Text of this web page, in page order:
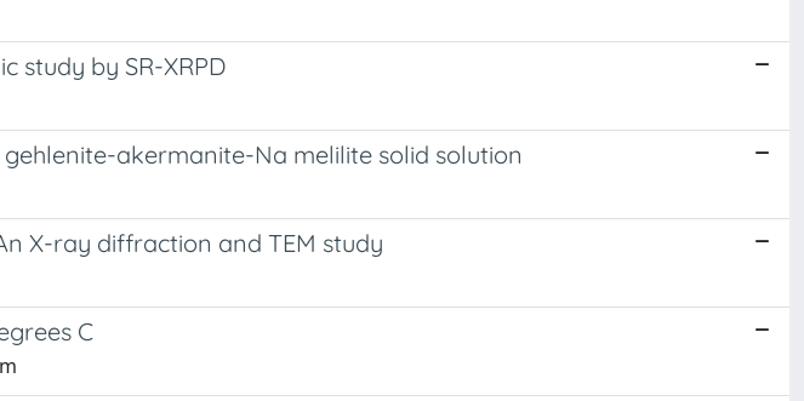
study by SR-XRPD
akermanite-Na melilite solid solution
X-ray diffraction and TEM study
C